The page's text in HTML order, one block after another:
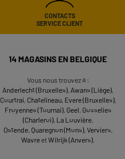
CONTACTS
SERVICE CLIENT
14 MAGASINS EN BELGIQUE
Vous nous trouvez à :
Anderlecht (Bruxelles) Awans (Liège)
Courtrai Chatelineau, Evere (Bruxelles),
Froyennes (Tournai), Geel Gosselies
(Charleroi), La Louvière,
Ostende, Quaregnon (Mons), Verviers
Wavre etWilrijk (Anvers)